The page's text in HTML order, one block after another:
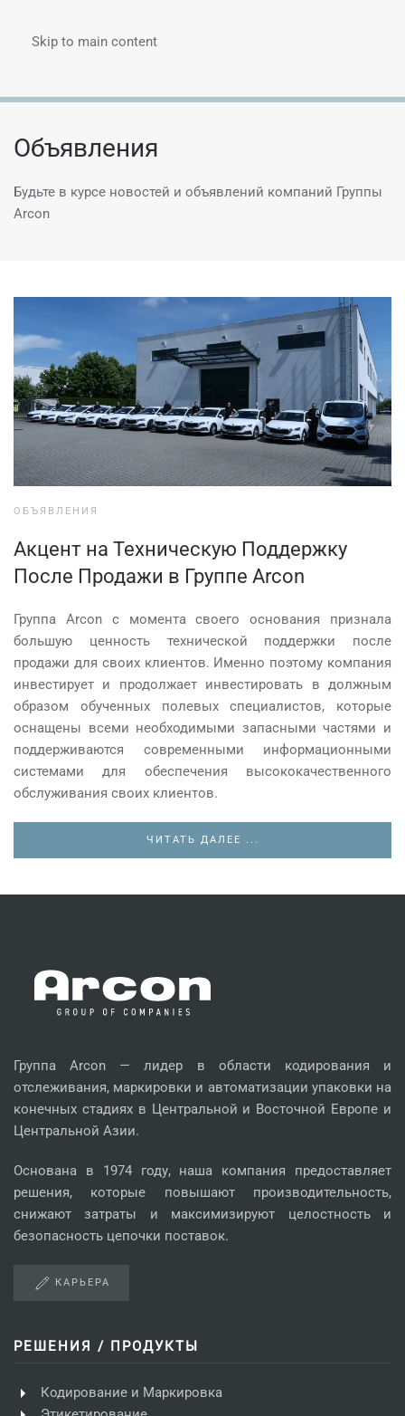
Skip to main content
Объявления
Будьте в курсе новостей и объявлений компаний Группы
Arcon
ОБЪЯВЛЕНИЯ
Акцент на Техническую Поддержку
После Продажи в Группе Arcon
Группа Arcon с момента своего основания признала
большую ценность технической поддержки после
продажи для своих клиентов. Именно поэтому компания
инвестирует и продолжает инвестировать в должным
образом обученных полевых специалистов, которые
оснащены всеми необходимыми запасными частями и
поддерживаются современными информационными
системами для обеспечения высококачественного
обслуживания своих клиентов.
ЧИТАТЬ ДАЛЕЕ ...
Группа Arcon — лидер в области кодирования и
отслеживания, маркировки и автоматизации упаковки на
конечных стадиях в Центральной и Восточной Европе и
Центральной Азии.
Основана в 1974 году, наша компания предоставляет
решения, которые повышают производительность,
снижают затраты и максимизируют целостность и
безопасность цепочки поставок.
КАРЬЕРА
РЕШЕНИЯ / ПРОДУКТЫ
Кодирование и Маркировка